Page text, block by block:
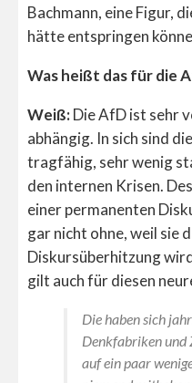
Bachmann, eine Figur,
hätte entspringen
Was heißt das für die
Weiß:Die AfD ist sehr
abhängig. In sich sind
tragfähig, sehr wenig
den internen Krisen.
einer permanenten
gar nicht ohne, weil sie
Diskursüberhitzung
gilt auch für diesen
Die haben sich
Denkfabriken und
auf ein paar